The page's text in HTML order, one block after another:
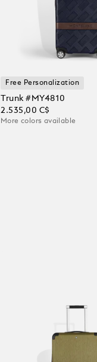
Free Personalization
Trunk #MY4810
2.535,00 C$
More colors available